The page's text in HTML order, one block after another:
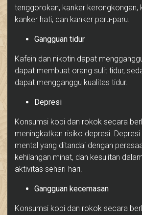
tenggorokan, kanker kerongkongan,
kanker hati, dan kanker paru-paru.
Gangguan tidur
Kafein dan nikotin dapat
dapat membuat orang sulit tidur,
dapat mengganggu kualitas tidur.
Depresi
Konsumsi kopi dan rokok secara
meningkatkan risiko depresi.
mental yang ditandai dengan
kehilangan minat, dan kesulitan
aktivitas sehari-hari.
Gangguan kecemasan
Konsumsi kopi dan rokok secara